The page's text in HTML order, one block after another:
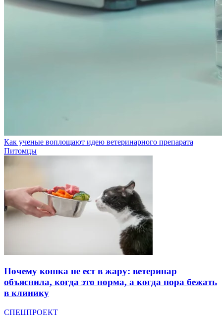
Как ученые воплощают идею ветеринарного препарата
Питомцы
Почему кошка не ест в жару: ветеринар
объяснила, когда это норма, а когда пора бежать
в клинику
СПЕЦПРОЕКТ